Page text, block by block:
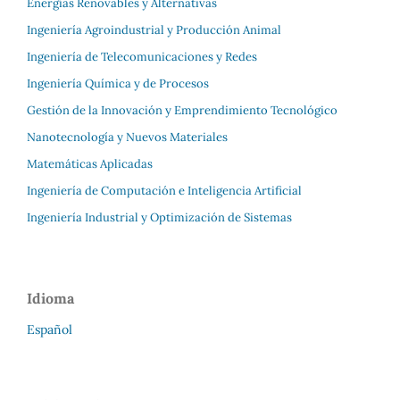
Ingeniería Agroindustrial y Producción Animal
Ingeniería de Telecomunicaciones y Redes
Ingeniería Química y de Procesos
Gestión de la Innovación y Emprendimiento Tecnológico
Nanotecnología y Nuevos Materiales
Matemáticas Aplicadas
Ingeniería de Computación e Inteligencia Artificial
Ingeniería Industrial y Optimización de Sistemas
Idioma
Español